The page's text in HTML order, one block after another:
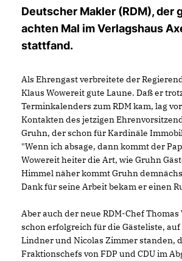
Deutscher Makler (RDM), der
achten Mal im Verlagshaus
stattfand.
Als Ehrengast verbreitete der
Klaus Wowereit gute Laune. Daß er
Terminkalenders zum RDM kam, lag
Kontakten des jetzigen
Gruhn, der schon für Kardinäle
"Wenn ich absage, dann kommt der
Wowereit heiter die Art, wie Gruhn
Himmel näher kommt Gruhn
Dank für seine Arbeit bekam er einen
Aber auch der neue RDM-Chef
schon erfolgreich für die Gästeliste,
Lindner und Nicolas Zimmer standen,
Fraktionschefs von FDP und CDU im